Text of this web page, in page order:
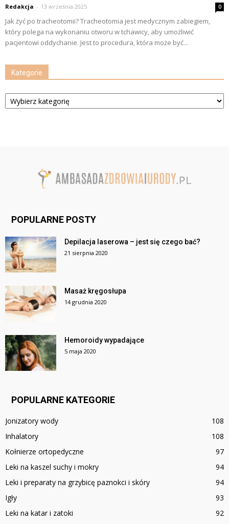
Redakcja - 13 września 2025 0
Jak żyć po tracheotomii? Tracheotomia jest medycznym zabiegiem,
który polega na wykonaniu otworu w tchawicy, aby umożliwić
pacjentowi oddychanie. Jest to procedura, która może być...
Kategorie
Kategorie
POPULARNE POSTY
Depilacja laserowa – jest się czego bać?
21 sierpnia 2020
Masaż kręgosłupa
14 grudnia 2020
Hemoroidy wypadające
5 maja 2020
POPULARNE KATEGORIE
Jonizatory wody
108
Inhalatory
108
Kołnierze ortopedyczne
97
Leki na kaszel suchy i mokry
94
Leki i preparaty na grzybicę paznokci i skóry
94
Igły
93
Leki na katar i zatoki
92